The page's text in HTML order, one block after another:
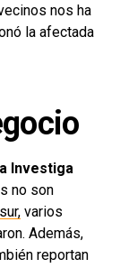
nos ha
la afectada
Investiga
no son
varios
Además,
reportan